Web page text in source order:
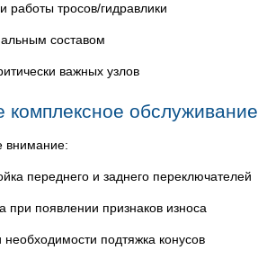
работы тросов/гидравлики
составом
важных узлов
комплексное обслуживание
внимание:
переднего и заднего переключателей
при появлении признаков износа
подтяжка конусов